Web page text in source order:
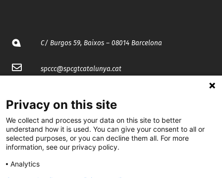
C/ Burgos 59, Baixos – 08014 Barcelona
spccc@spcgtcatalunya.cat
@CGTCatalunya
cgtcatalunya
CGTCatalunya
Privacy on this site
We collect and process your data on this site to better
understand how it is used. You can give your consent to all or
selected purposes, or you can decline them all. For more
information, see our privacy policy.
Analytics